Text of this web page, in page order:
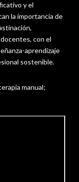
y el
la importancia de
con el
aprendizaje
sostenible.
manual;